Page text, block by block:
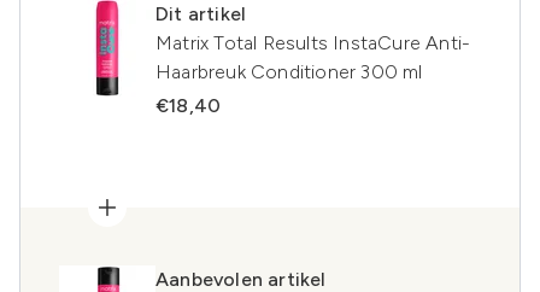
Dit artikel
Matrix Total Results InstaCure Anti-
Haarbreuk Conditioner 300 ml
€18,40
Aanbevolen artikel